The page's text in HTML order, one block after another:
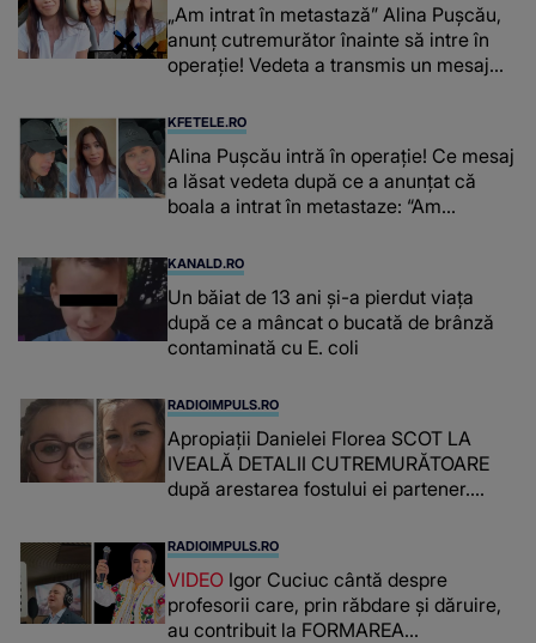
„Am intrat în metastază” Alina Pușcău,
anunț cutremurător înainte să intre în
operație! Vedeta a transmis un mesaj
KFETELE.RO
Alina Pușcău intră în operație! Ce mesaj
a lăsat vedeta după ce a anunțat că
boala a intrat în metastaze: “Am
KANALD.RO
Un băiat de 13 ani și-a pierdut viața
după ce a mâncat o bucată de brânză
contaminată cu E. coli
RADIOIMPULS.RO
Apropiații Danielei Florea SCOT LA
IVEALĂ DETALII CUTREMURĂTOARE
după arestarea fostului ei partener.
românca ucisă în Italia și ascunsă în
lada unui pat: " Îmi pare rău că nu am
reușit să fac mai mult pentru ea și..."
RADIOIMPULS.RO
VIDEO Igor Cuciuc cântă despre
profesorii care, prin răbdare și dăruire,
au contribuit la FORMAREA